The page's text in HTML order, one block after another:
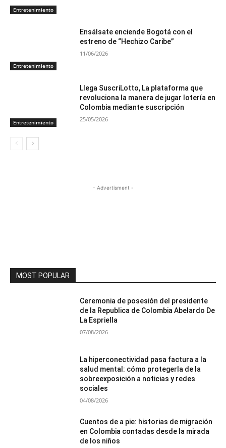
Entretenimiento
Entretenimiento
Ensálsate enciende Bogotá con el
estreno de “Hechizo Caribe”
11/06/2026
Entretenimiento
Llega SuscriLotto, La plataforma que
revoluciona la manera de jugar lotería en
Colombia mediante suscripción
25/05/2026
- Advertisment -
MOST POPULAR
Ceremonia de posesión del presidente
de la Republica de Colombia Abelardo De
La Espriella
07/08/2026
La hiperconectividad pasa factura a la
salud mental: cómo protegerla de la
sobreexposición a noticias y redes
sociales
04/08/2026
Cuentos de a pie: historias de migración
en Colombia contadas desde la mirada
de los niños